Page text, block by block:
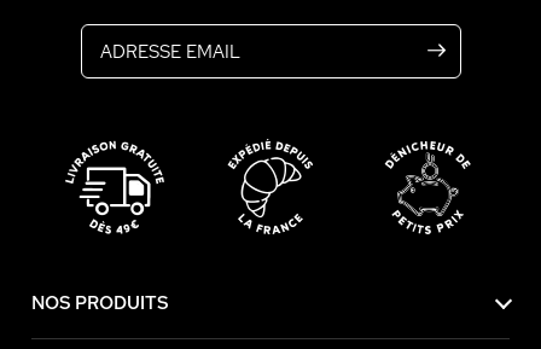
NOS PRODUITS